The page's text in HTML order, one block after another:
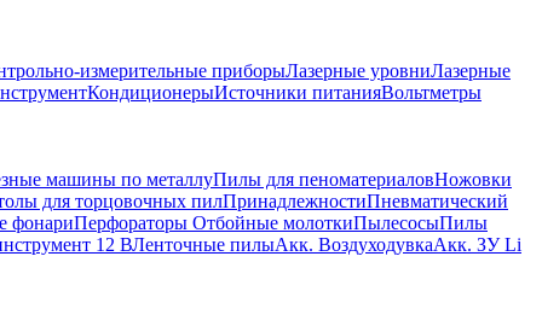
измерительные приборыЛазерные уровниЛазерные
КондиционерыИсточники питанияВольтметры
машины по металлуПилы для пеноматериаловНожовки
для торцовочных пилПринадлежностиПневматический
фонариПерфораторы Отбойные молоткиПылесосыПилы
12 ВЛенточные пилыАкк. ВоздуходувкаAкк. ЗУ Li